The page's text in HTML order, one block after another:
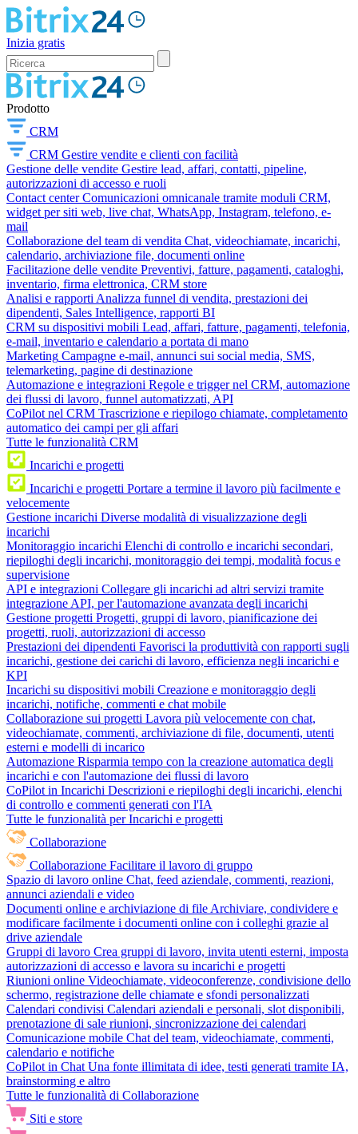
Inizia gratis
Prodotto
CRM
CRM Gestire vendite e clienti con facilità
Gestione delle vendite Gestire lead, affari, contatti, pipeline,
autorizzazioni di accesso e ruoli
Contact center Comunicazioni omnicanale tramite moduli CRM,
widget per siti web, live chat, WhatsApp, Instagram, telefono, e-
mail
Collaborazione del team di vendita Chat, videochiamate, incarichi,
calendario, archiviazione file, documenti online
Facilitazione delle vendite Preventivi, fatture, pagamenti, cataloghi,
inventario, firma elettronica, CRM store
Analisi e rapporti Analizza funnel di vendita, prestazioni dei
dipendenti, Sales Intelligence, rapporti BI
CRM su dispositivi mobili Lead, affari, fatture, pagamenti, telefonia,
e-mail, inventario e calendario a portata di mano
Marketing Campagne e-mail, annunci sui social media, SMS,
telemarketing, pagine di destinazione
Automazione e integrazioni Regole e trigger nel CRM, automazione
dei flussi di lavoro, funnel automatizzati, API
CoPilot nel CRM Trascrizione e riepilogo chiamate, completamento
automatico dei campi per gli affari
Tutte le funzionalità CRM
Incarichi e progetti
Incarichi e progetti Portare a termine il lavoro più facilmente e
velocemente
Gestione incarichi Diverse modalità di visualizzazione degli
incarichi
Monitoraggio incarichi Elenchi di controllo e incarichi secondari,
riepiloghi degli incarichi, monitoraggio dei tempi, modalità focus e
supervisione
API e integrazioni Collegare gli incarichi ad altri servizi tramite
integrazione API, per l'automazione avanzata degli incarichi
Gestione progetti Progetti, gruppi di lavoro, pianificazione dei
progetti, ruoli, autorizzazioni di accesso
Prestazioni dei dipendenti Favorisci la produttività con rapporti sugli
incarichi, gestione dei carichi di lavoro, efficienza negli incarichi e
KPI
Incarichi su dispositivi mobili Creazione e monitoraggio degli
incarichi, notifiche, commenti e chat mobile
Collaborazione sui progetti Lavora più velocemente con chat,
videochiamate, commenti, archiviazione di file, documenti, utenti
esterni e modelli di incarico
Automazione Risparmia tempo con la creazione automatica degli
incarichi e con l'automazione dei flussi di lavoro
CoPilot in Incarichi Descrizioni e riepiloghi degli incarichi, elenchi
di controllo e commenti generati con l'IA
Tutte le funzionalità per Incarichi e progetti
Collaborazione
Collaborazione Facilitare il lavoro di gruppo
Spazio di lavoro online Chat, feed aziendale, commenti, reazioni,
annunci aziendali e video
Documenti online e archiviazione di file Archiviare, condividere e
modificare facilmente i documenti online con i colleghi grazie al
drive aziendale
Gruppi di lavoro Crea gruppi di lavoro, invita utenti esterni, imposta
autorizzazioni di accesso e lavora su incarichi e progetti
Riunioni online Videochiamate, videoconferenze, condivisione dello
schermo, registrazione delle chiamate e sfondi personalizzati
Calendari condivisi Calendari aziendali e personali, slot disponibili,
prenotazione di sale riunioni, sincronizzazione dei calendari
Comunicazione mobile Chat del team, videochiamate, commenti,
calendario e notifiche
CoPilot in Chat Una fonte illimitata di idee, testi generati tramite IA,
brainstorming e altro
Tutte le funzionalità di Collaborazione
Siti e store